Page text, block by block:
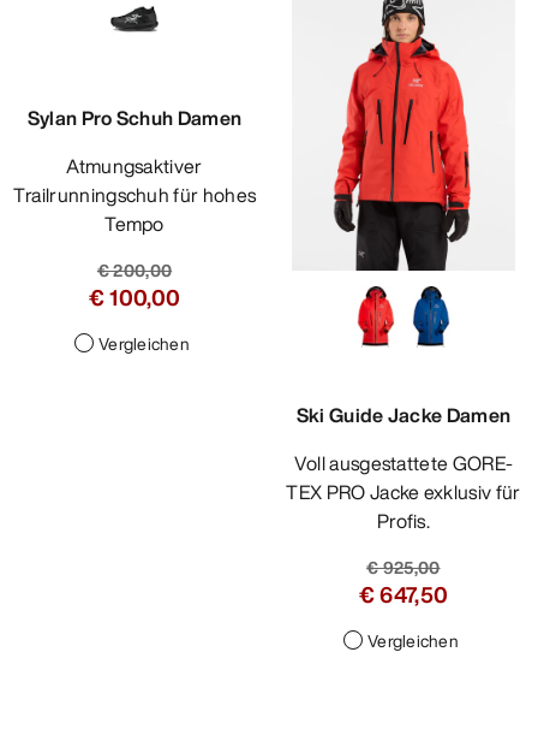
Sylan Pro Schuh Damen
Atmungsaktiver
Trailrunningschuh für hohes
Tempo
€ 200,00
€ 100,00
Vergleichen
Ski Guide Jacke Damen
Voll ausgestattete GORE-
TEX PRO Jacke exklusiv für
Profis.
€ 925,00
€ 647,50
Vergleichen